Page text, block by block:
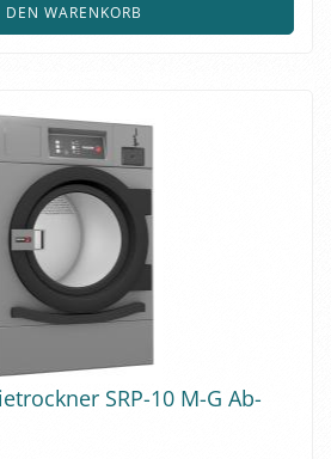
DEN WARENKORB
SRP-​10 M-G Ab­